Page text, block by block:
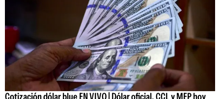
Cotización dólar blue EN VIVO | Dólar oficial, CCL y MEP hoy